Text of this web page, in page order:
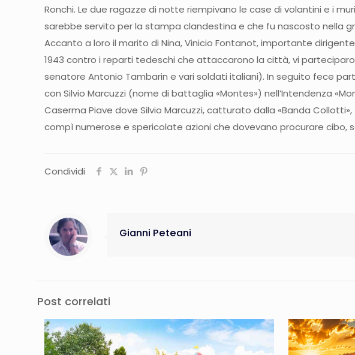
Ronchi. Le due ragazze di notte riempivano le case di volantini e i
sarebbe servito per la stampa clandestina e che fu nascosto nella
Accanto a loro il marito di Nina, Vinicio Fontanot, importante
1943 contro i reparti tedeschi che attaccarono la città, vi
senatore Antonio Tambarin e vari soldati italiani). In seguito fece
con Silvio Marcuzzi (nome di battaglia «Montes») nell’Intendenza
Caserma Piave dove Silvio Marcuzzi, catturato dalla «Banda
compì numerose e spericolate azioni che dovevano procurare
Condividi
Gianni Peteani
Post correlati